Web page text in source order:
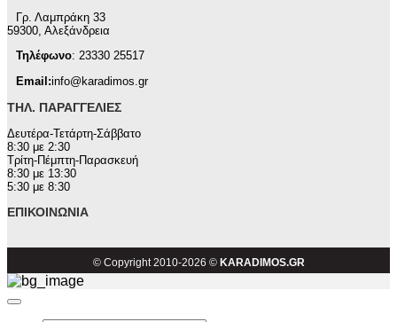
Γρ. Λαμπράκη 33
59300, Αλεξάνδρεια
Τηλέφωνο: 23330 25517
Email:info@karadimos.gr
ΤΗΛ. ΠΑΡΑΓΓΕΛΊΕΣ
Δευτέρα-Τετάρτη-Σάββατο
8:30 με 2:30
Τρίτη-Πέμπτη-Παρασκευή
8:30 με 13:30
5:30 με 8:30
ΕΠΙΚΟΙΝΩΝΊΑ
© Copyright 2010-2026 © KARADIMOS.GR